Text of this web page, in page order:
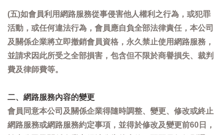
(五)如會員利用網路服務從事侵害他人權利之行為，或犯罪
活動，或任何違法行為，會員應自負全部法律責任，本公司
及關係企業將立即撤銷會員資格，永久禁止使用網路服務，
並請求因此所受之全部損害，包含但不限於商譽損失、裁判
費及律師費等。
二、網路服務內容的變更
會員同意本公司及關係企業得隨時調整、變更、修改或終止
網路服務或網路服務約定事項，並得於修改及變更前60日，